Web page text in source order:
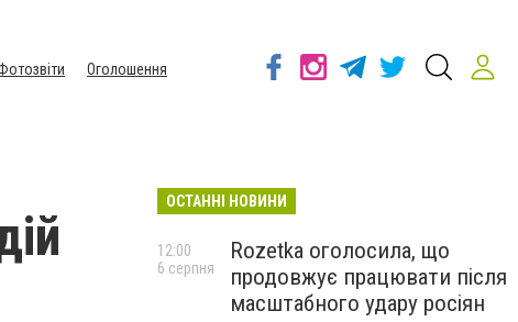
Оголошення
ОСТАННІ НОВИНИ
Rozetka оголосила, що
продовжує працювати після
масштабного удару росіян
12:00
6 серпня